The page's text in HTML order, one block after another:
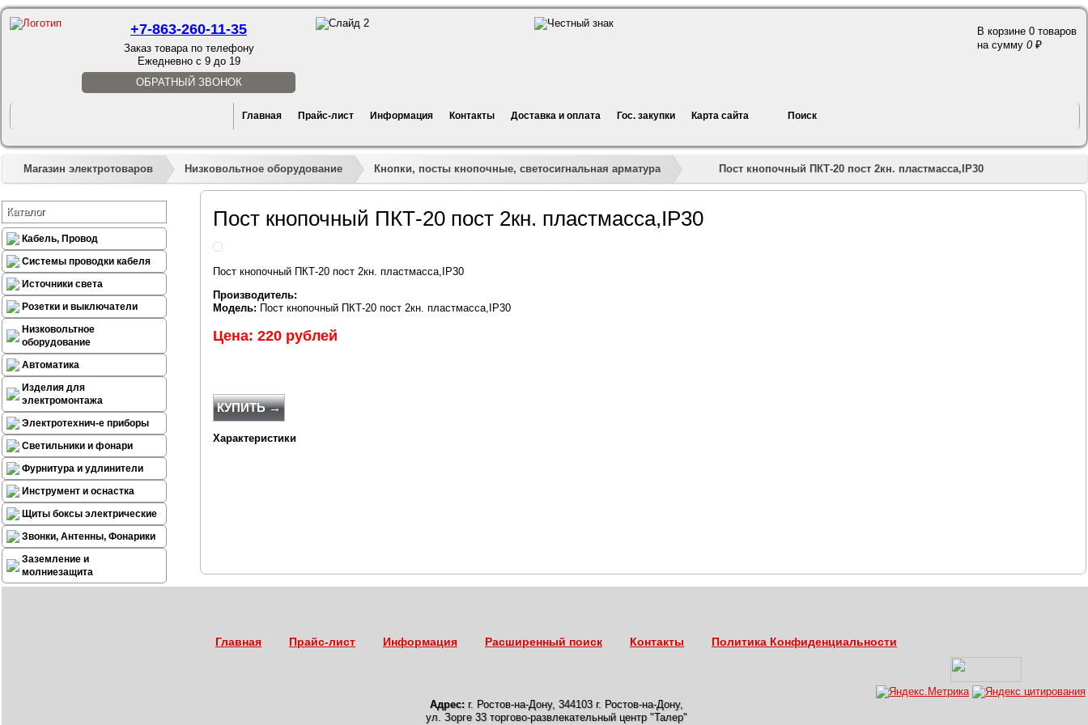
+7-863-260-11-35
Заказ товара по телефону
Ежедневно с 9 до 19
ОБРАТНЫЙ ЗВОНОК
В корзине 0 товаров
на сумму 0
Главная Прайс-лист Информация Контакты Доставка и оплата Гос. закупки Карта сайта Поиск
Магазин электротоваров »
Низковольтное оборудование »
Кнопки, посты кнопочные, светосигнальная арматура Пост кнопочный ПКТ-20 пост 2кн. пластмасса,IP30
Каталог
Кабель, Провод
Системы проводки кабеля
Источники света
Розетки и выключатели
Низковольтное
оборудование
Автоматика
Изделия для
электромонтажа
Электротехнич-е приборы
Светильники и фонари
Фурнитура и удлинители
Инструмент и оснастка
Щиты боксы электрические
Звонки, Антенны, Фонарики
Заземление и
молниезащита
Пост кнопочный ПКТ-20 пост 2кн. пластмасса,IP30
Пост кнопочный ПКТ-20 пост 2кн. пластмасса,IP30
Производитель:
Модель: Пост кнопочный ПКТ-20 пост 2кн. пластмасса,IP30
Цена: 220 рублей
КУПИТЬ →
Характеристики
Главная Прайс-лист Информация Расширенный поиск Контакты Политика Конфиденциальности
Адрес: г. Ростов-на-Дону, 344103 г. Ростов-на-Дону,
ул. Зорге 33 торгово-развлекательный центр "Талер"